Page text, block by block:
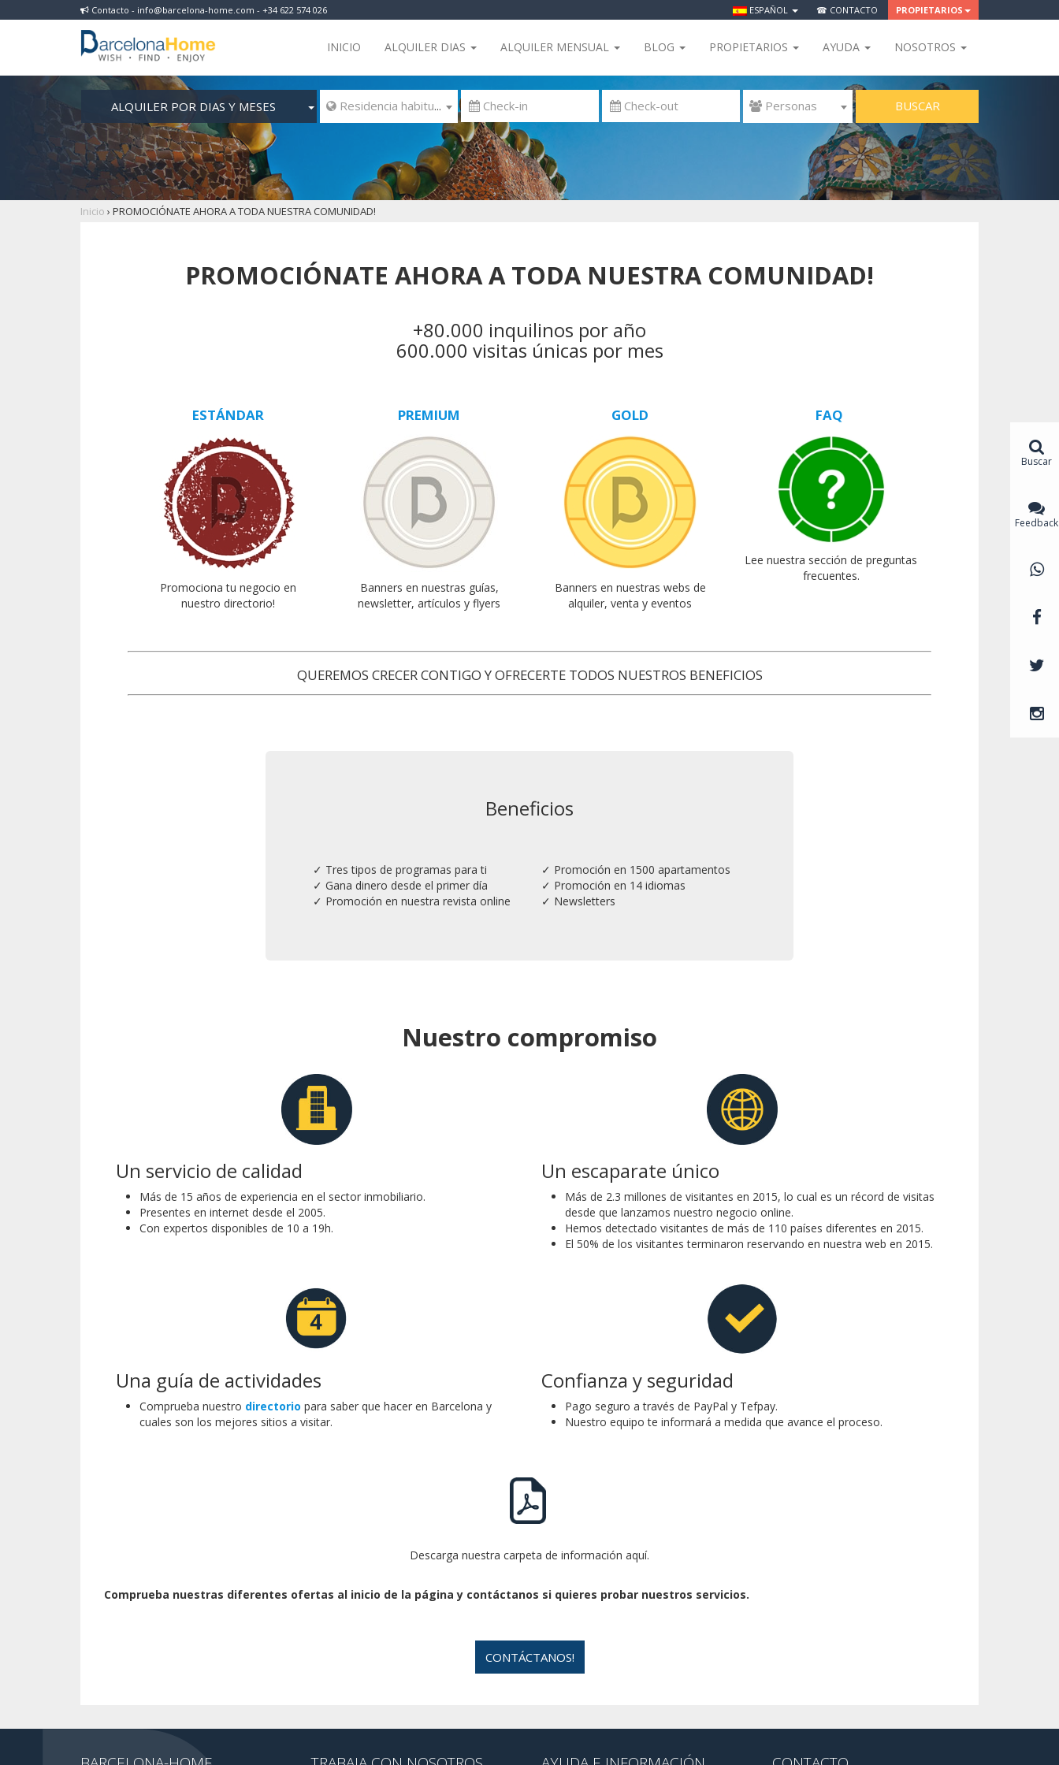
Contacto - info@barcelona-home.com - +34 622 574 026 ESPAÑOL ☎ CONTACTO PROPIETARIOS
INICIO ALQUILER DIAS ALQUILER MENSUAL BLOG PROPIETARIOS AYUDA NOSOTROS
ALQUILER POR DIAS Y MESES  Personas BUSCAR
Inicio › PROMOCIÓNATE AHORA A TODA NUESTRA COMUNIDAD!
PROMOCIÓNATE AHORA A TODA NUESTRA COMUNIDAD!
+80.000 inquilinos por año
600.000 visitas únicas por mes
ESTÁNDAR
Promociona tu negocio en
nuestro directorio!
PREMIUM
Banners en nuestras guías,
newsletter, artículos y flyers
GOLD
Banners en nuestras webs de
alquiler, venta y eventos
FAQ
Lee nuestra sección de preguntas
frecuentes.
QUEREMOS CRECER CONTIGO Y OFRECERTE TODOS NUESTROS BENEFICIOS
Beneficios
✓ Tres tipos de programas para ti
✓ Gana dinero desde el primer día
✓ Promoción en nuestra revista online
✓ Promoción en 1500 apartamentos
✓ Promoción en 14 idiomas
✓ Newsletters
Nuestro compromiso
Un servicio de calidad
Más de 15 años de experiencia en el sector inmobiliario.
Presentes en internet desde el 2005.
Con expertos disponibles de 10 a 19h.
Un escaparate único
Más de 2.3 millones de visitantes en 2015, lo cual es un récord de visitas
desde que lanzamos nuestro negocio online.
Hemos detectado visitantes de más de 110 países diferentes en 2015.
El 50% de los visitantes terminaron reservando en nuestra web en 2015.
Una guía de actividades
Comprueba nuestro directorio para saber que hacer en Barcelona y
cuales son los mejores sitios a visitar.
Confianza y seguridad
Pago seguro a través de PayPal y Tefpay.
Nuestro equipo te informará a medida que avance el proceso.
Descarga nuestra carpeta de información aquí.
Comprueba nuestras diferentes ofertas al inicio de la página y contáctanos si quieres probar nuestros servicios.
CONTÁCTANOS!
Buscar
Feedback